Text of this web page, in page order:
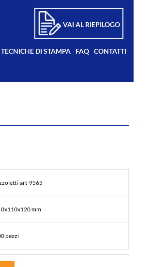
VAI AL RIEPILOGO
TECNICHE DI STAMPA FAQ CONTATTI
art-9565
mm
pezzi